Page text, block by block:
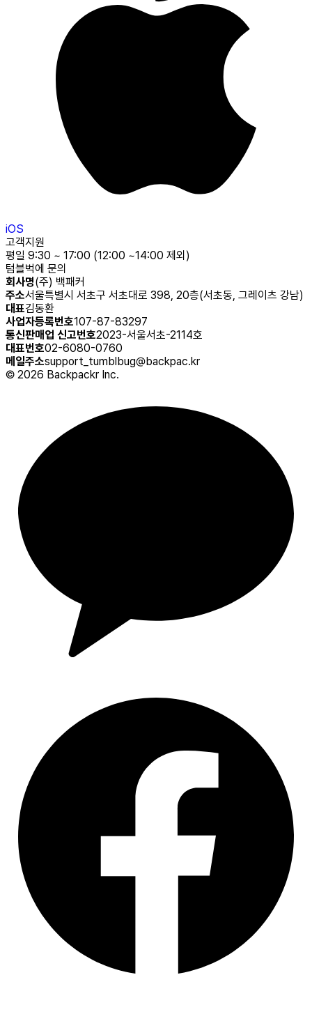
iOS
고객지원
평일 9:30 ~ 17:00 (12:00 ~14:00 제외)
텀블벅에 문의
회사명(주) 백패커
주소서울특별시 서초구 서초대로 398, 20층(서초동, 그레이츠 강남)
대표김동환
사업자등록번호107-87-83297
통신판매업 신고번호2023-서울서초-2114호
대표번호02-6080-0760
메일주소support_tumblbug@backpac.kr
© 2026 Backpackr Inc.